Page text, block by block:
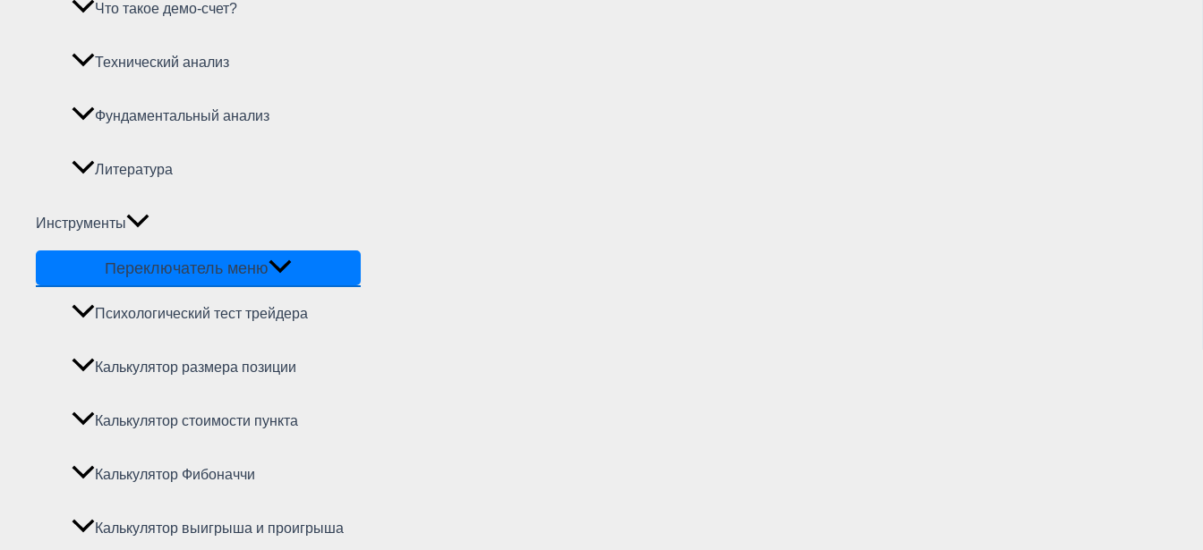
Что такое демо-счет?
Технический анализ
Фундаментальный анализ
Литература
Инструменты
Переключатель меню
Психологический тест трейдера
Калькулятор размера позиции
Калькулятор стоимости пункта
Калькулятор Фибоначчи
Калькулятор выигрыша и проигрыша